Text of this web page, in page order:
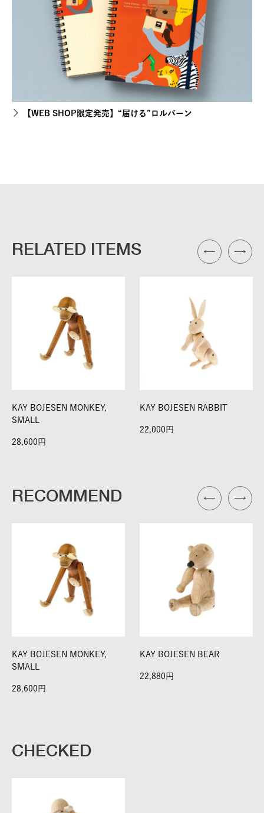
【WEB SHOP限定発売】“届ける”ロルバーン
RELATED ITEMS
KAY BOJESEN MONKEY,
SMALL
28,600
KAY BOJESEN RABBIT
22,000
RECOMMEND
KAY BOJESEN MONKEY,
SMALL
28,600
KAY BOJESEN BEAR
22,880
CHECKED